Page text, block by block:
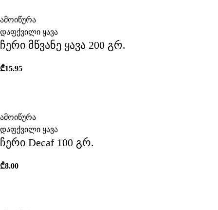
ამოიწურა
დაფქვილი ყავა
ჩერი მწვანე ყავა 200 გრ.
₾15.95
ამოიწურა
დაფქვილი ყავა
ჩერი Decaf 100 გრ.
₾8.00